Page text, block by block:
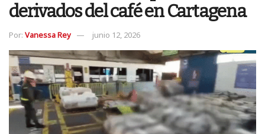
derivados del café en Cartagena
Por: Vanessa Rey junio 12, 2026